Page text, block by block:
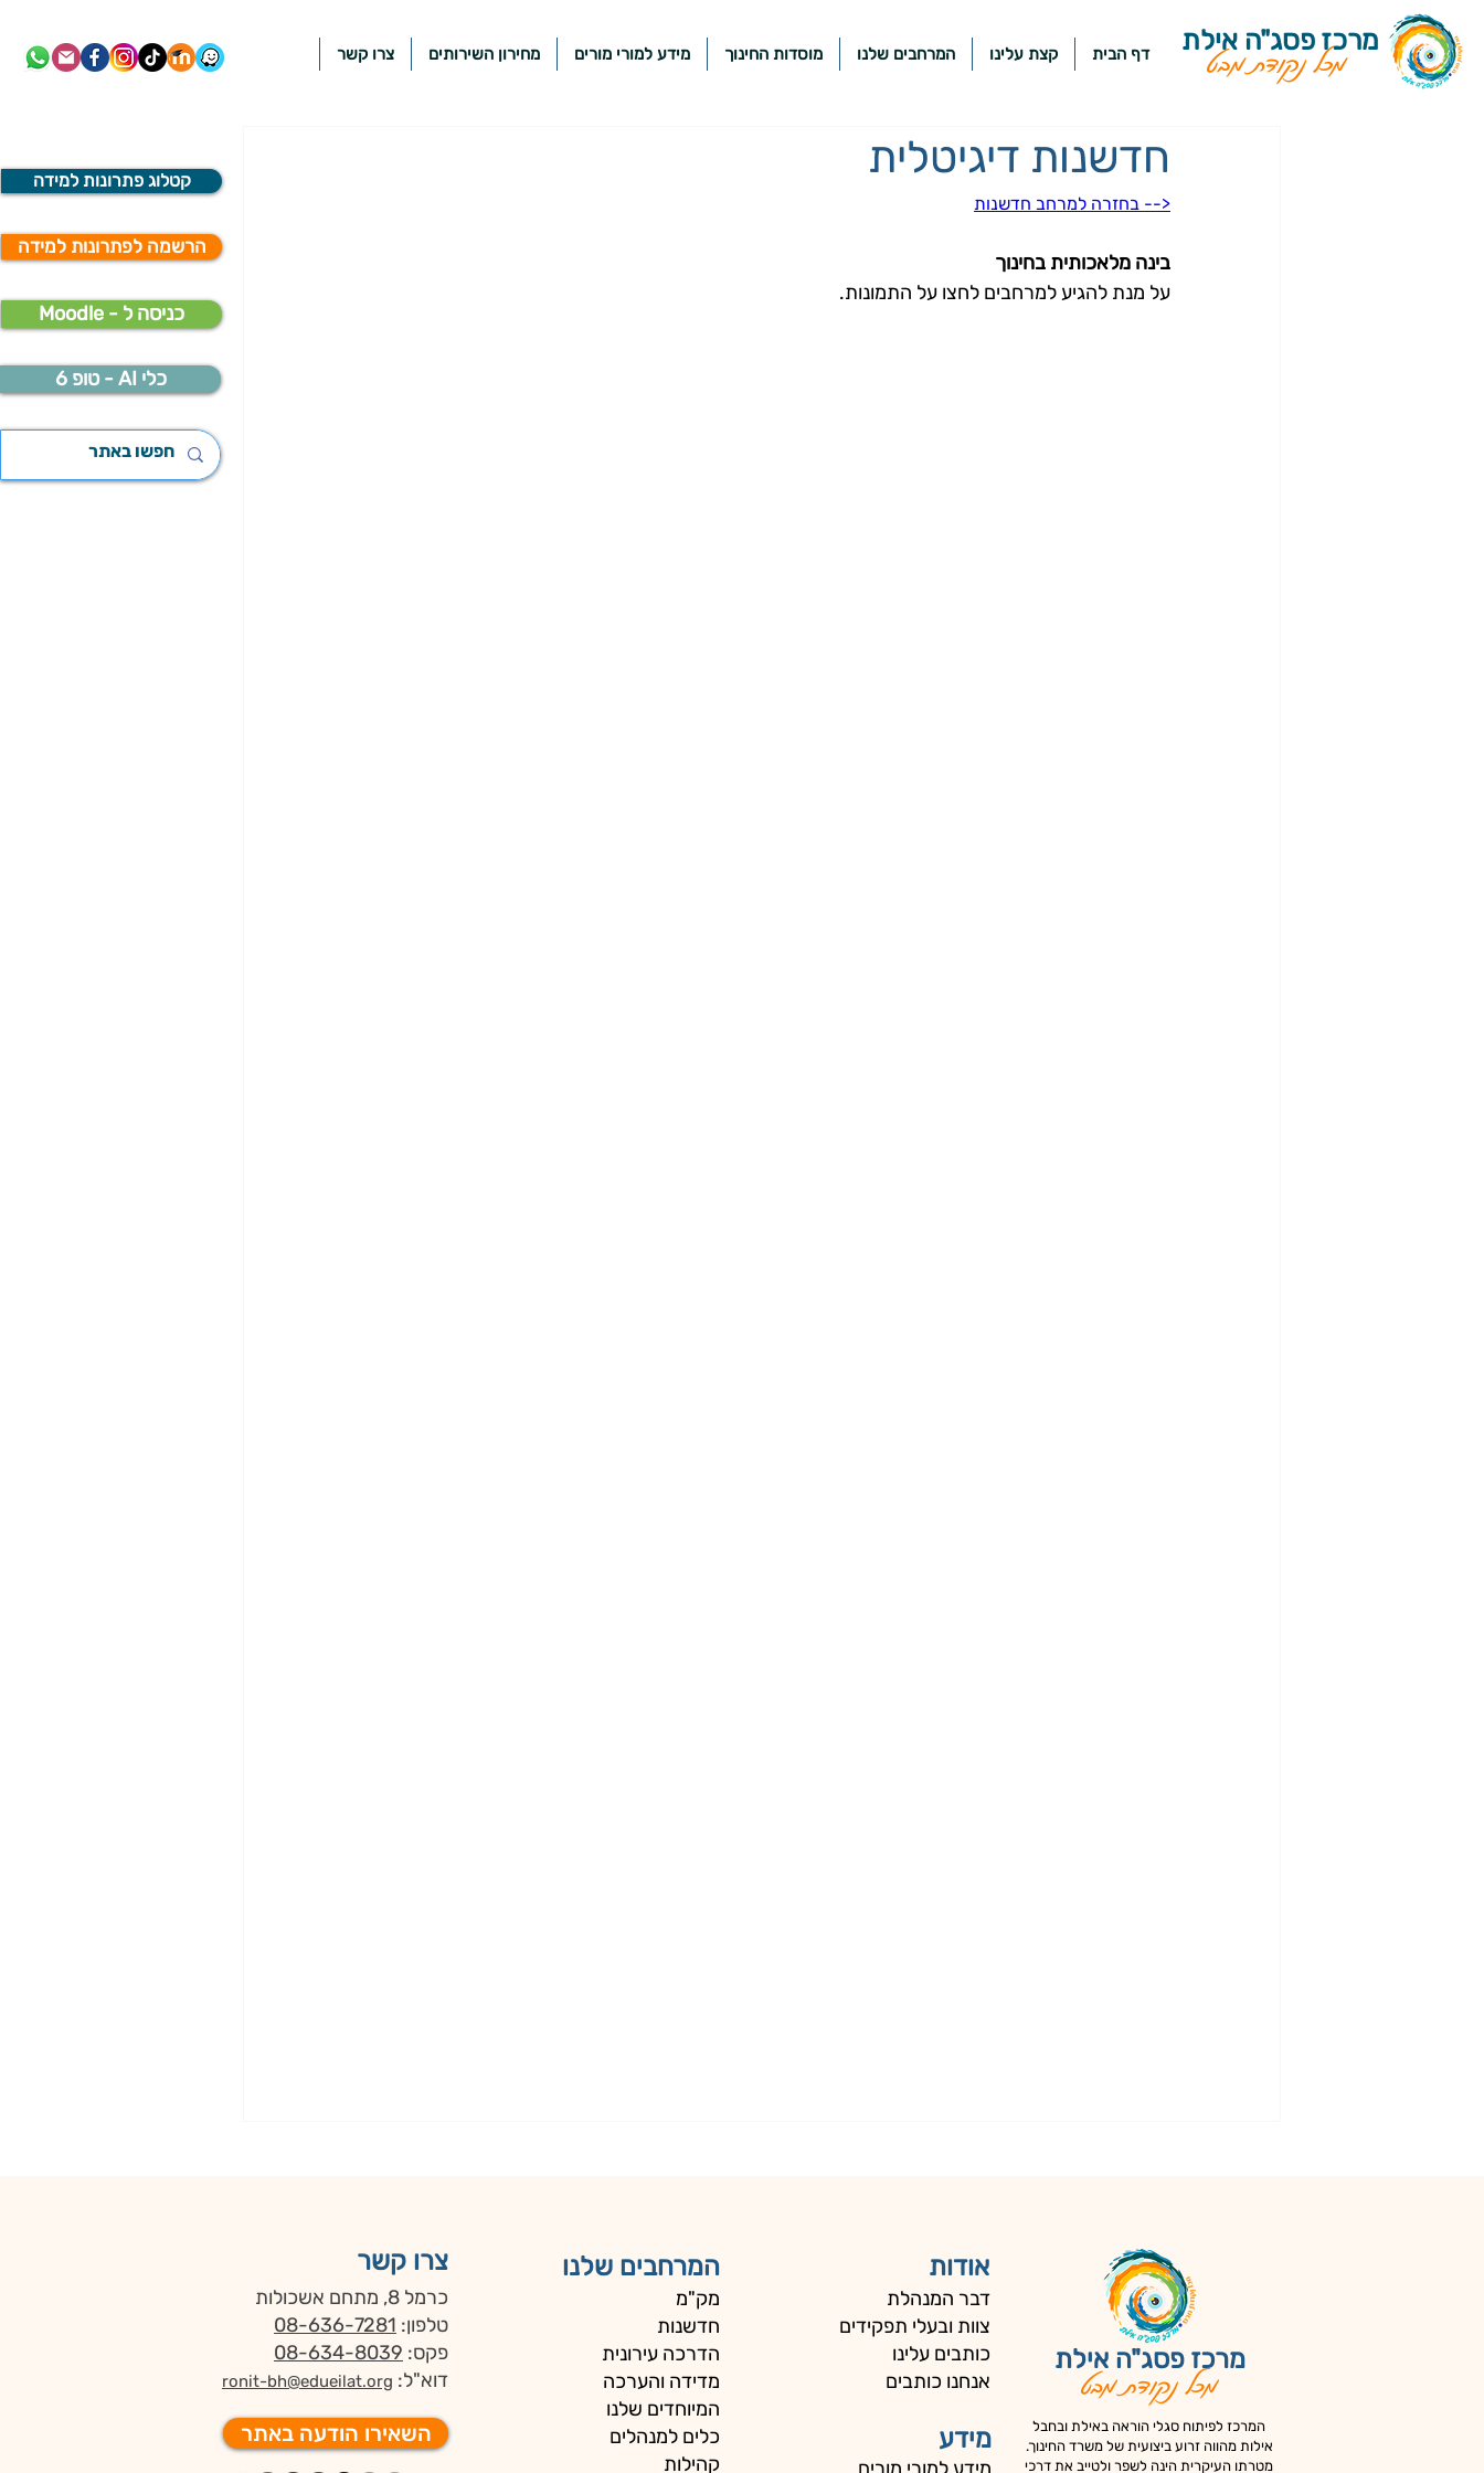
קטלוג פתרונות למידה
הרשמה לפתרונות למידה
Moodle - כניסה ל
כלי AI - טופ 6
מכל נקודת מבט
מרכז פסג"ה אילת דף הבית קצת עלינו המרחבים שלנו מוסדות החינוך מידע למורי מורים מחירון השירותים צרו קשר
חדשנות דיגיטלית
<-- בחזרה למרחב חדשנות
בינה מלאכותית בחינוך
על מנת להגיע למרחבים לחצו על התמונות.
צרו קשר
כרמל 8, מתחם אשכולות
טלפון: 08-636-7281
פקס: 08-634-8039
דוא"ל: ronit-bh@edueilat.org
השאירו הודעה באתר
המרחבים שלנו
מק"מ
חדשנות
הדרכה עירונית
מדידה והערכה
המיוחדים שלנו
כלים למנהלים
קהילות
אודות
דבר המנהלת
צוות ובעלי תפקידים
כותבים עלינו
אנחנו כותבים
מידע
מרכז פסג"ה אילת
מכל נקודת מבט
המרכז לפיתוח סגלי הוראה באילת ובחבל
אילות מהווה זרוע ביצועית של משרד החינוך.
מטרתו העיקרית הינה לשפר ולטייב את דרכי